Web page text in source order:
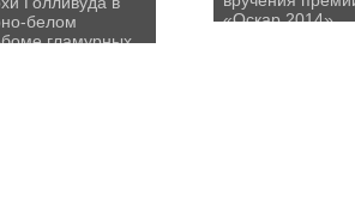
белом
гламурных
«Оскар 2014»